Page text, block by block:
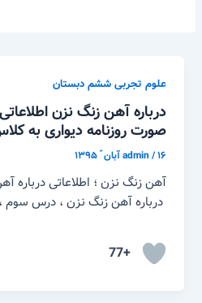
علوم تجربی ششم دبستان
درباره آهن زنگ نزن
صورت روزنامه دیواری به
admin/۱۶ آبان ّ ۱۳۹۵
آهن زنگ نزن ؛ اطلاعاتی درباره
درباره آهن زنگ نزن ، درس سوم
+77